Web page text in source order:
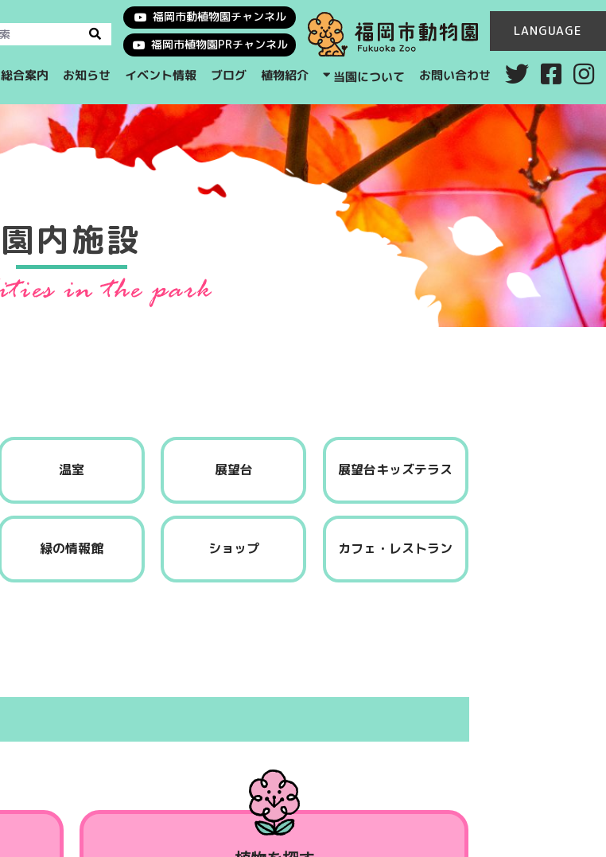
福岡市動植物園チャンネル
福岡市植物園PRチャンネル
LANGUAGE
総合案内 お知らせ イベント情報 ブログ 植物紹介 当園について お問い合わせ
園内施設
温室 展望台 展望台キッズテラス
緑の情報館 ショップ カフェ・レストラン